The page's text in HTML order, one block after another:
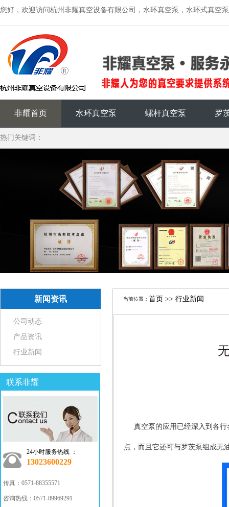
您好，欢迎访问杭州非耀真空设备有限公司，水环真空泵，水环式真空
非耀首页 水环真空泵 螺杆真空泵 罗
热门关键词：
新闻资讯
公司动态
产品资讯
行业新闻
联系非耀
24小时服务热线 ：
13023600229
传真：0571-88355571
咨询热线：0571-89969291
当前位置： 首页 >> 行业新闻
真空泵的应用已经深入到各
点，而且它还可与罗茨泵组成无